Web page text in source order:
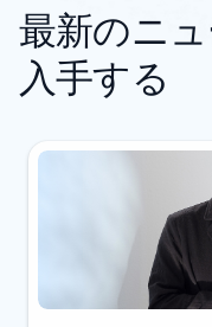
最新のニ
入手する
[リソース] セクション